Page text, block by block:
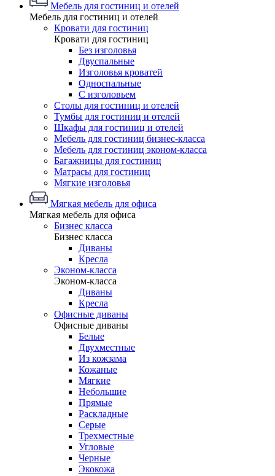
Мебель для гостиниц и отелей
Мебель для гостиниц и отелей
Кровати для гостиниц
Кровати для гостиниц
Без изголовья
Двуспальные
Изголовья кроватей
Односпальные
С изголовьем
Столы для гостиниц и отелей
Тумбы для гостиниц и отелей
Шкафы для гостиниц и отелей
Мебель для гостиниц бизнес-класса
Мебель для гостиниц эконом-класса
Багажницы для гостиниц
Матрасы для гостиниц
Мягкие изголовья
Мягкая мебель для офиса
Мягкая мебель для офиса
Бизнес класса
Бизнес класса
Диваны
Кресла
Эконом-класса
Эконом-класса
Диваны
Кресла
Офисные диваны
Офисные диваны
Белые
Двухместные
Из кожзама
Кожаные
Мягкие
Небольшие
Прямые
Раскладные
Серые
Трехместные
Угловые
Черные
Экокожа